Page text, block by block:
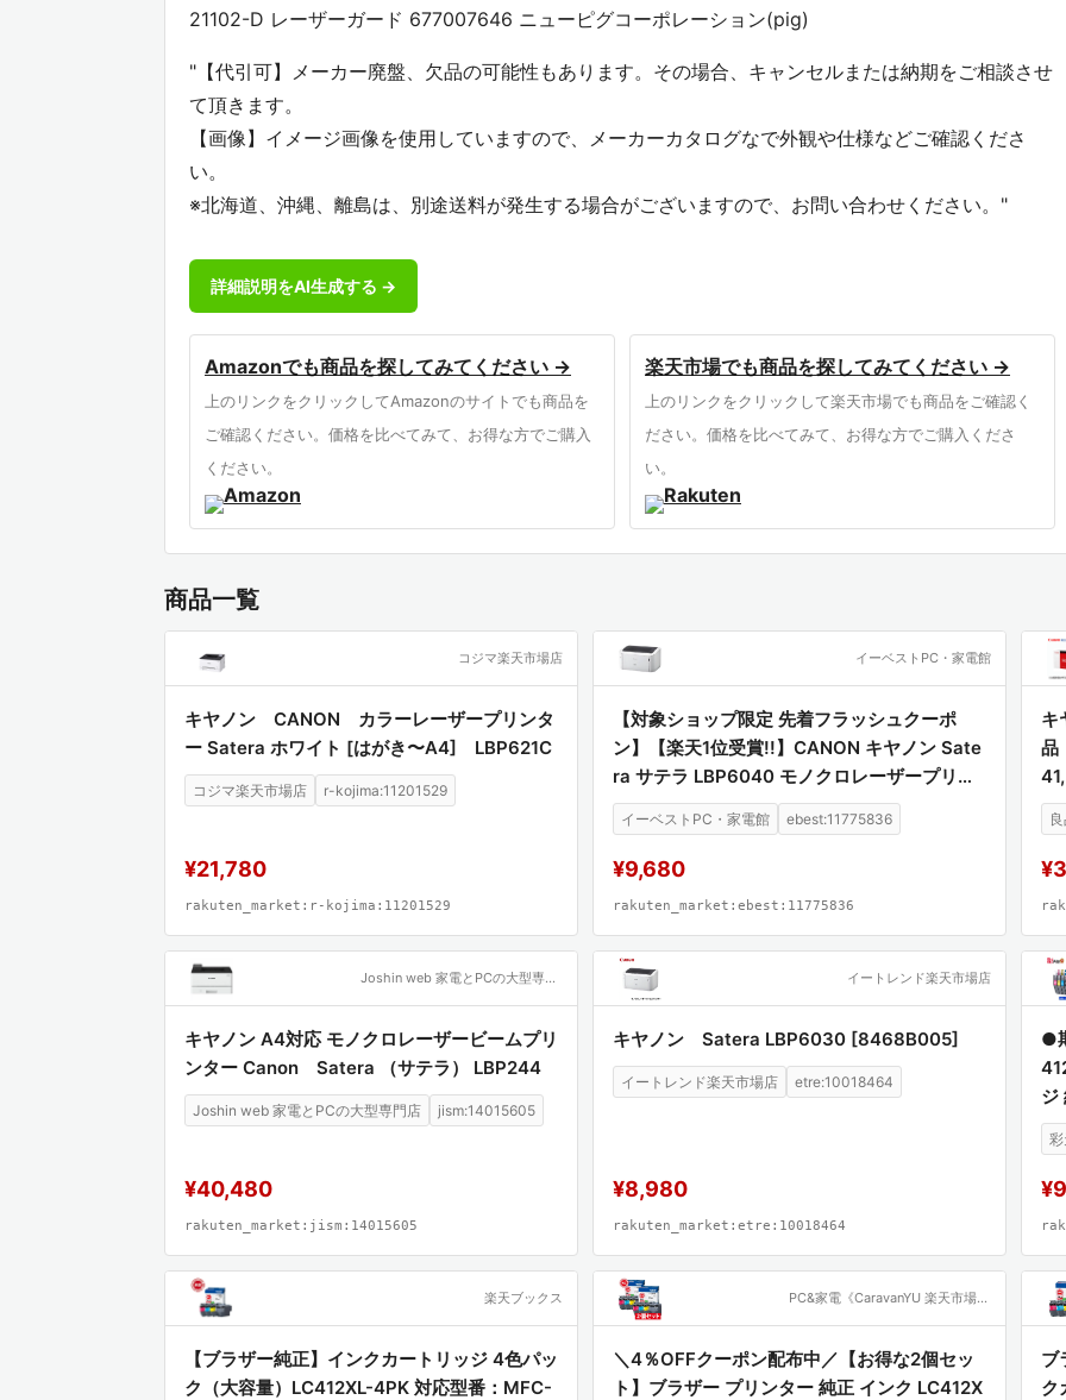
21102-D レーザーガード 677007646 ニューピグコーポレーション(pig)
"【代引可】メーカー廃盤、欠品の可能性もあります。その場合、キャンセルまたは納期をご相談させ
て頂きます。
【画像】イメージ画像を使用していますので、メーカーカタログなで外観や仕様などご確認くださ
い。
※北海道、沖縄、離島は、別途送料が発生する場合がございますので、お問い合わせください。"
詳細説明をAI生成する →
Amazonでも商品を探してみてください →
上のリンクをクリックしてAmazonのサイトでも商品を
ご確認ください。価格を比べてみて、お得な方でご購入
ください。
楽天市場でも商品を探してみてください →
上のリンクをクリックして楽天市場でも商品をご確認く
ださい。価格を比べてみて、お得な方でご購入くださ
い。
商品一覧
コジマ楽天市場店
キヤノン CANON カラーレーザープリンタ
ー Satera ホワイト [はがき〜A4] LBP621C
コジマ楽天市場店 r-kojima:11201529
¥21,780
rakuten_market:r-kojima:11201529
イーベストPC・家電館
【対象ショップ限定 先着フラッシュクーポ
ン】【楽天1位受賞!!】CANON キヤノン Sate
ra サテラ LBP6040 モノクロレーザープリン
ター A4対応 LBP6040
イーベストPC・家電館 ebest:11775836
¥9,680
rakuten_market:ebest:11775836
キ
品
Joshin web 家電とPCの大型専門店
キヤノン A4対応 モノクロレーザービームプリ
ンター Canon Satera （サテラ） LBP244
Joshin web 家電とPCの大型専門店 jism:14015605
¥40,480
rakuten_market:jism:14015605
イートレンド楽天市場店
キヤノン Satera LBP6030 [8468B005]
イートレンド楽天市場店 etre:10018464
¥8,980
rakuten_market:etre:10018464
●
ジ
C-
楽天ブックス
【ブラザー純正】インクカートリッジ 4色パッ
ク（大容量）LC412XL-4PK 対応型番：MFC-
PC&家電《CaravanYU 楽天市場店》
＼4％OFFクーポン配布中／【お得な2個セッ
ト】ブラザー プリンター 純正 インク LC412X
ブ
ク